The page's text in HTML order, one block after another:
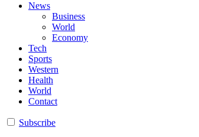
Membangun Bangsa Berpikir Positif
News
Business
World
Economy
Tech
Sports
Western
Health
World
Contact
Subscribe